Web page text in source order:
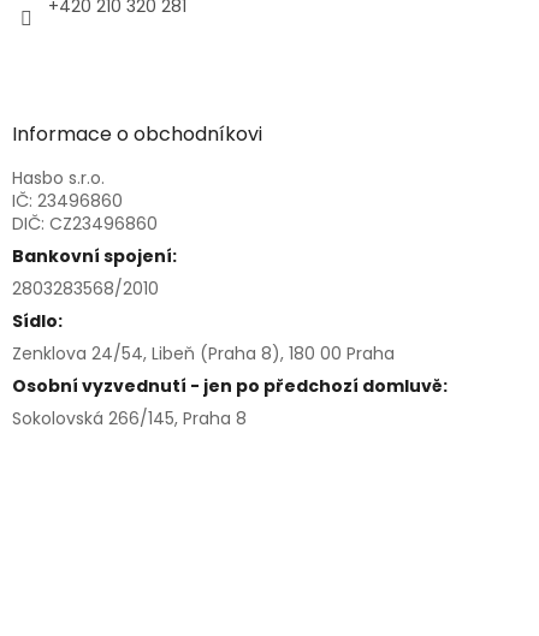
+420 210 320 281
Informace o obchodníkovi
Hasbo s.r.o.
IČ: 23496860
DIČ: CZ23496860
Bankovní spojení:
2803283568/2010
Sídlo:
Zenklova 24/54, Libeň (Praha 8), 180 00 Praha
Osobní vyzvednutí - jen po předchozí domluvě:
Sokolovská 266/145, Praha 8